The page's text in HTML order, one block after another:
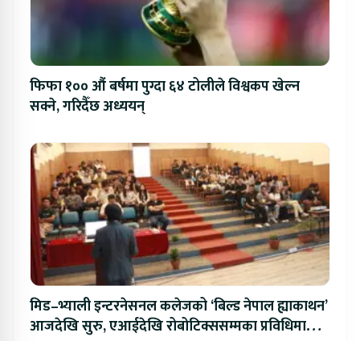
फिफा १०० औं बर्षमा पुग्दा ६४ टोलीले विश्वकप खेल्न
सक्ने, गरिदैँछ अध्ययन्
मिड–भ्याली इन्टरनेसनल कलेजको ‘बिल्ड नेपाल ह्याकाथन’
आजदेखि सुरु, एआईदेखि रोबोटिक्ससम्मका प्रविधिमा